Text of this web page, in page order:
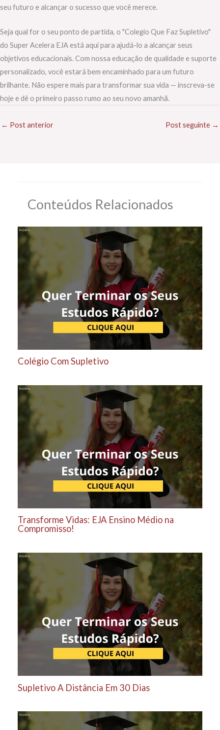
seu futuro e alcançar o sucesso que você merece.
Seja qual for o seu ponto de partida, o "Colegio Que Faz Supletivo"
do Super Acelera EJA está aqui para ajudá-lo a alcançar seus
objetivos educacionais. Com nossa educação de qualidade e suporte
personalizado, você estará bem encaminhado para um futuro
brilhante. Não espere mais para transformar sua vida — inscreva-se
hoje e dê o primeiro passo rumo ao seu novo amanhã.
← Post anterior Post seguinte →
Conteúdos Relacionados
Colégio Com Supletivo
Transforme Vidas: EJA Ensino Médio na
Compromisso!
Supletivo A Distância Em 30 Dias